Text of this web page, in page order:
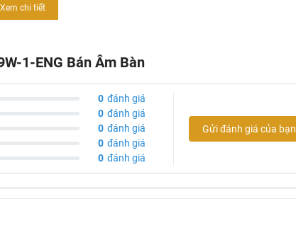
Xem chi tiết
1-ENG Bán Âm Bàn
0 đánh giá
0 đánh giá
0 đánh giá
0 đánh giá
0 đánh giá
Gửi đánh giá của bạn